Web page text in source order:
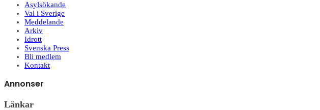
Asylsökande
Val i Sverige
Meddelande
Arkiv
Idrott
Svenska Press
Bli medlem
Kontakt
Annonser
Länkar